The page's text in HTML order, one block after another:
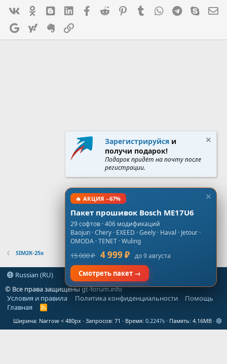
Ok mes_blogger
Linked InFacebook
Reddit PinterestTumblr WhatsAppTelegram
Skype
Google Yahoo Evernote
SIM2K-25x
Russian (RU)
© Все права защищеныgt-forum.info
Условия и правила
Политика конфиденциальности
Помощь
Главная
R
S
Ширина Запросов 71 Время 0.2247s Память 4.16MB
Зарегистрируйся и
получи подарок!
Подарок придёт на почту после
регистрации.
🔥 АКЦИЯ −67%
Пакет прошивок Bosch ME17U6
29 софтов · 406 модификаций
Baojun · Chery · EXEED · Geely · Haval · Jetour ·
OMODA · TENET · Wuling
15 000 ₽ 4 999 ₽ до 9 августа
Смотреть пакет →